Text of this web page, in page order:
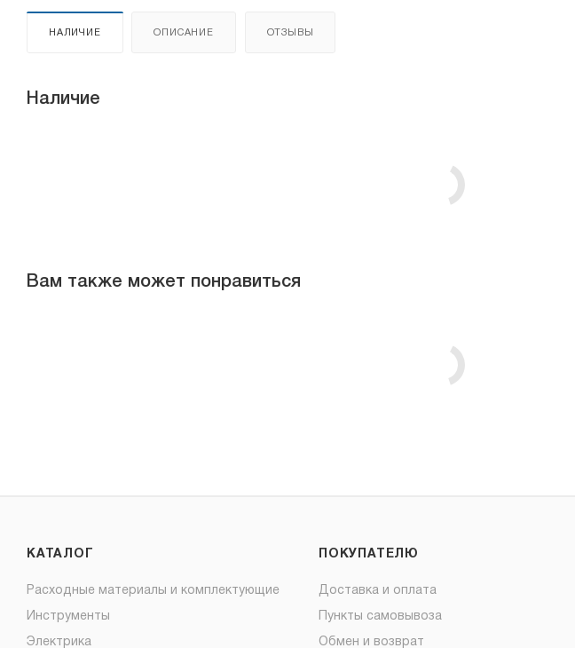
НАЛИЧИЕ ОПИСАНИЕ ОТЗЫВЫ
Наличие
Вам также может понравиться
КАТАЛОГ
Расходные материалы и комплектующие
Инструменты
Электрика
ПОКУПАТЕЛЮ
Доставка и оплата
Пункты самовывоза
Обмен и возврат